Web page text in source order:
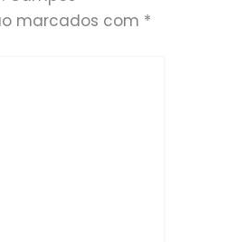
marcados com *